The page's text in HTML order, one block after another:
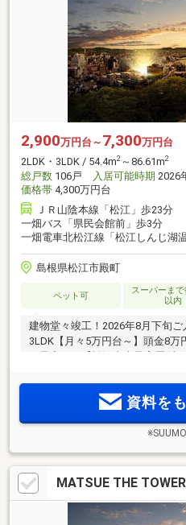
2,900万円台～ 7,300万円台
2LDK・3LDK / 54.4m2 ～86.61m2
総戸数 106戸 入居可能時期 2026
価格帯 4,300万円台
ＪＲ山陰本線「松江」歩23分
一畑バス「県民会館前」歩3分
一畑電車北松江線「松江しんじ湖
島根県松江市殿町
ペット可
スーパーま
以内
建物堂々竣工！2026年8月下旬ご
3LDK【月々5万円台～】頭金8万
資料を
MATSUE THE